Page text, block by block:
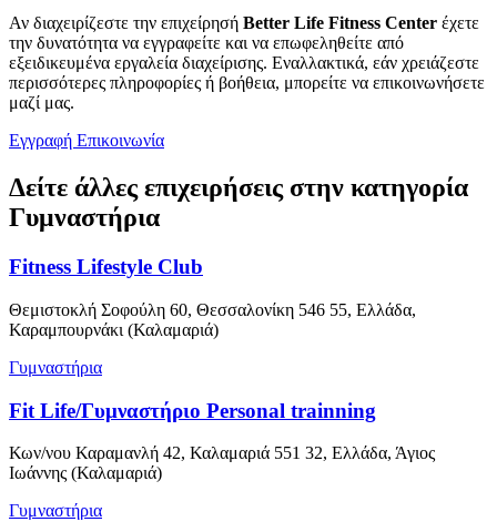
Αν διαχειρίζεστε την επιχείρησή Better Life Fitness Center έχετε
την δυνατότητα να εγγραφείτε και να επωφεληθείτε από
εξειδικευμένα εργαλεία διαχείρισης. Εναλλακτικά, εάν χρειάζεστε
περισσότερες πληροφορίες ή βοήθεια, μπορείτε να επικοινωνήσετε
μαζί μας.
Εγγραφή Επικοινωνία
Δείτε άλλες επιχειρήσεις στην κατηγορία
Γυμναστήρια
Fitness Lifestyle Club
Θεμιστοκλή Σοφούλη 60, Θεσσαλονίκη 546 55, Ελλάδα,
Καραμπουρνάκι (Καλαμαριά)
Γυμναστήρια
Fit Life/Γυμναστήριο Personal trainning
Κων/νου Καραμανλή 42, Καλαμαριά 551 32, Ελλάδα, Άγιος
Ιωάννης (Καλαμαριά)
Γυμναστήρια